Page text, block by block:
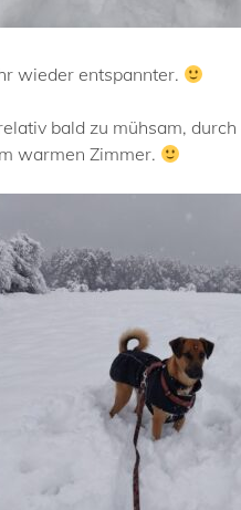
wieder entspannter.
bald zu mühsam,
warmen Zimmer.